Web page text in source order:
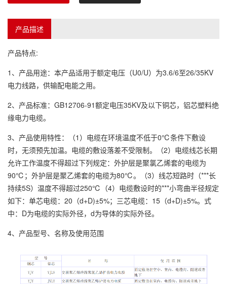
产品描述
产品特点:
1、产品用途：本产品适用于额定电压（U0/U）为3.6/6至26/35KV
电力线路，供输配电能之用。
2、产品标准：GB12706-91额定电压35KV及以下铜芯，铝芯塑料绝
缘电力电缆。
3、产品使用特性：（1）电缆在环境温度不低于0℃条件下敷设
时，无须预先加温。电缆的敷设落差不受限制。（2）电缆线芯长期
允许工作温度不得超过下列规定：外护层是聚氯乙烯套的电缆为
90℃；外护层是聚乙烯套的电缆为80℃。（3）线芯短路时（***长
持续5S）温度不得超过250℃（4）电缆敷设时的***小弯曲半径规定
如下：单芯电缆：20（d+D)±5%；三芯电缆：15（d+D)±5%。式
中：D为电缆的实际外径，d为导体的实际外径。
4、产品型号、名称及使用范围